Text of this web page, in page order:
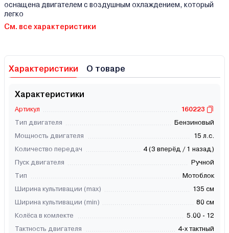
оснащена двигателем с воздушным охлаждением, который
легко
См. все характеристики
Характеристики О товаре
Характеристики
Артикул
160223
Тип двигателя
Бензиновый
Мощность двигателя
15 л.с.
Количество передач
4 (3 вперёд / 1 назад)
Пуск двигателя
Ручной
Тип
Мотоблок
Ширина культивации (max)
135 см
Ширина культивации (min)
80 см
Колёса в комлекте
5.00 - 12
Тактность двигателя
4-х тактный